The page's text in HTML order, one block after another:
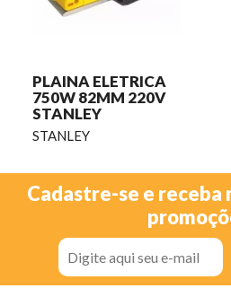
PLAINA ELETRICA
750W 82MM 220V
STANLEY
STANLEY
Cadastre-se e receba